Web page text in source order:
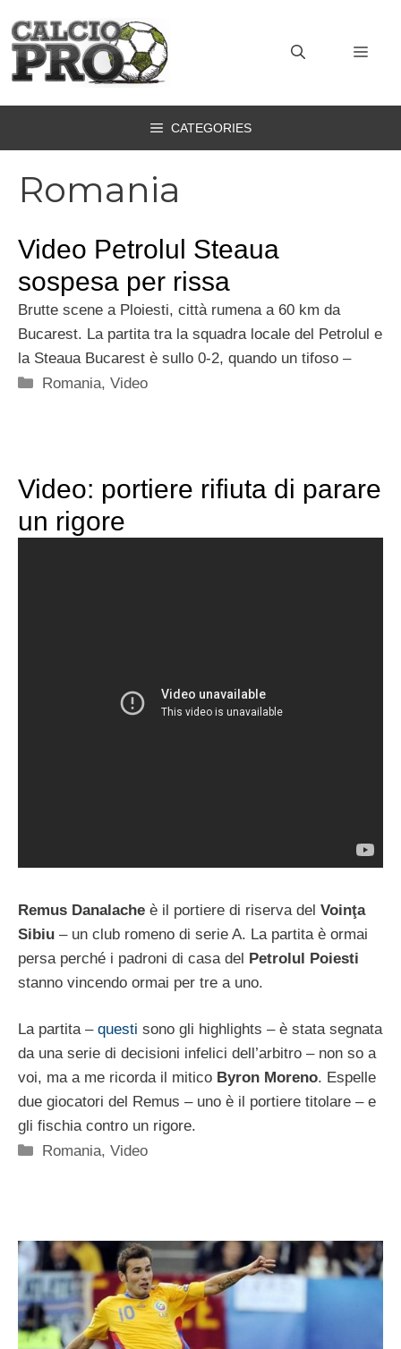
contenuto
CATEGORIES
Romania
Video Petrolul Steaua
sospesa per rissa
Brutte scene a Ploiesti, città rumena a 60 km da
Bucarest. La partita tra la squadra locale del Petrolul e
la Steaua Bucarest è sullo 0-2, quando un tifoso –
Categorie
Romania,Video
Video: portiere rifiuta di parare
un rigore
Remus Danalache è il portiere di riserva del Voinţa
Sibiu – un club romeno di serie A. La partita è ormai
persa perché i padroni di casa del Petrolul Poiesti
stanno vincendo ormai per tre a uno.
La partita – questi sono gli highlights – è stata segnata
da una serie di decisioni infelici dell’arbitro – non so a
voi, ma a me ricorda il mitico Byron Moreno. Espelle
due giocatori del Remus – uno è il portiere titolare – e
gli fischia contro un rigore.
Categorie
Romania,Video